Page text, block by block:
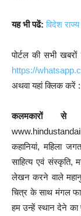
यह भी पढें: विदेश राज्य
पोर्टल की सभी
https://
अथवा यहां क्लिक करें :
कलमकारों से
कहानियां, महिला
साहित्य एवं संस्कृति,
लेखन करने वाले
चित्र के साथ मंगल
हम उन्हें स्थान देने का